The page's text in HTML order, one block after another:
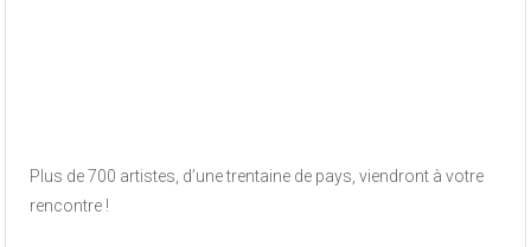
Plus de 700 artistes, d’une trentaine de pays, viendront à votre
rencontre !